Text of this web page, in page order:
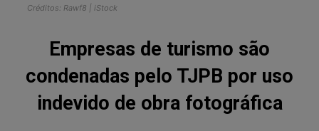
Créditos: Rawf8 | iStock
Empresas de turismo são
condenadas pelo TJPB por uso
indevido de obra fotográfica